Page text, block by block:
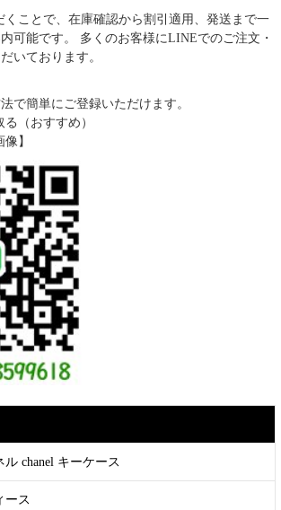
ことで、在庫確認から割引適用、発送まで一
可能です。 多くのお客様にLINEでのご注文・
いております。
で簡単にご登録いただけます。
る（おすすめ）
】
ル chanel キーケース
ース